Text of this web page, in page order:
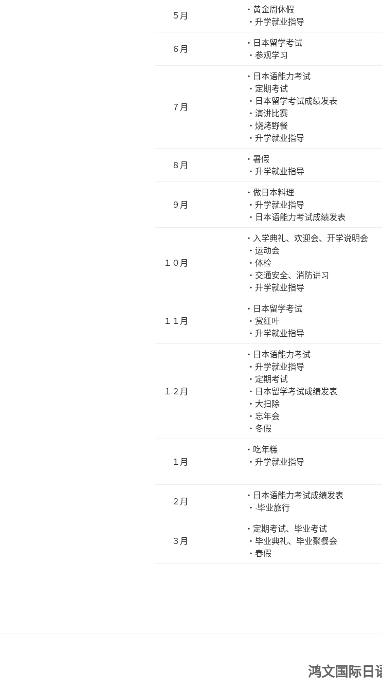
５月
・黄金周休假
・升学就业指导
６月
・日本留学考试
・参观学习
７月
・日本语能力考试
・定期考试
・日本留学考试成绩发表
・演讲比赛
・烧烤野餐
・升学就业指导
８月
・暑假
・升学就业指导
９月
・做日本料理
・升学就业指导
・日本语能力考试成绩发表
１０月
・入学典礼、欢迎会、开学说明会
・运动会
・体检
・交通安全、消防讲习
・升学就业指导
１１月
・日本留学考试
・赏红叶
・升学就业指导
１２月
・日本语能力考试
・升学就业指导
・定期考试
・日本留学考试成绩发表
・大扫除
・忘年会
・冬假
１月
・吃年糕
・升学就业指导
２月
・日本语能力考试成绩发表
・·毕业旅行
３月
・定期考试、毕业考试
・毕业典礼、毕业聚餐会
・春假
鸿文国际日